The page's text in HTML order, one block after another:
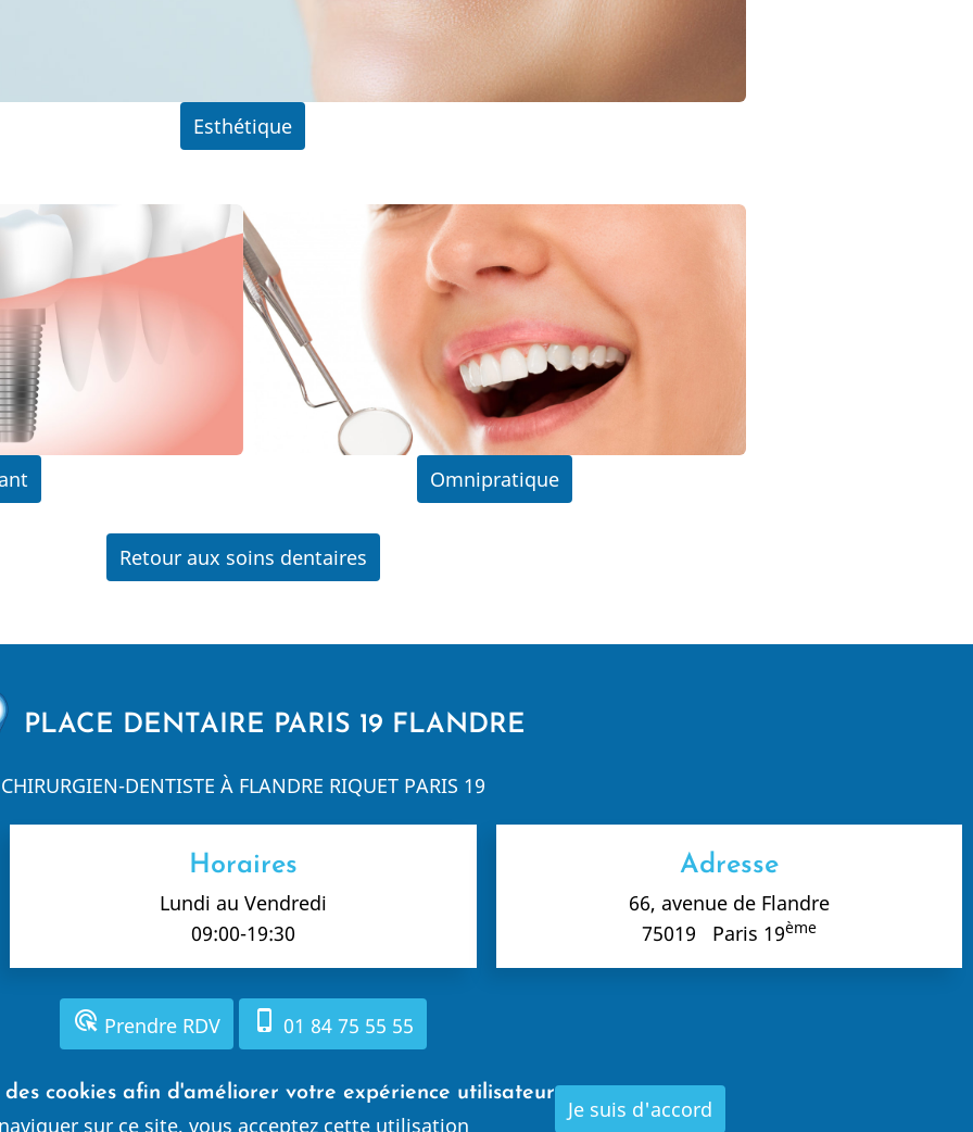
Esthétique
Omnipratique
Retour aux soins dentaires
PLACE DENTAIRE PARIS 19 FLANDRE
CHIRURGIEN-DENTISTE À FLANDRE RIQUET PARIS 19
Horaires
Lundi au Vendredi
09:00-19:30
Adresse
66, avenue de Flandre
75019 Paris 19ème
ads_click Prendre RDV phone_iphone 01 84 75 55 55
Mentions légales
des cookies afin d'améliorer votre expérience utilisateur
sur ce site, vous acceptez cette utilisation
Je suis d'accord